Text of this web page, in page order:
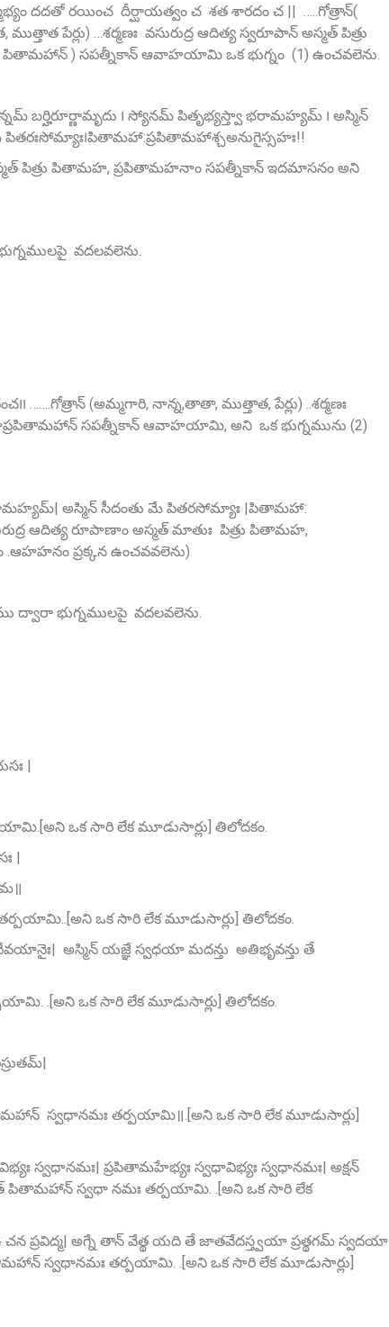
దదతో రయించ దీర్ఘాయత్వం చ శత శారదం చ || …..గోత్రాన్‌(
పేర్లు) …శర్మణః వసురుద్ర ఆదిత్య స్వరూపాన్‌ అస్మత్‌ పిత్రు
) సపత్నీకాన్ ఆవాహయామి ఒక భుగ్నం (1) ఉంచవలెను.
బర్హిరూర్ణామృదు ౹ స్యోనమ్‌ పితృభ్యస్త్వా భరామహ్యమ్‌ ౹ అస్మిన్
పితరఃసోమ్యాః౹పితామహా:ప్రపితామహాశ్చఅనుగైస్సహః!!
పిత్రు పితామహ, ప్రపితామహనాం సపత్నీకాన్ ఇదమాసనం అని
వదలవలెను.
…….గోత్రాన్‌ (అమ్మగారి, నాన్న,తాతా, ముత్తాత, పేర్లు) ..శర్మణః
సపత్నీకాన్ ఆవాహయామి, అని ఒక భుగ్నమును (2)
భరామహ్యమ్‌| అస్మిన్ సీదంతు మే పితరసోమ్యాః |పితామహా:
ఆదిత్య రూపాణాం అస్మత్‌ మాతుః పిత్రు పితామహ,
ప్రక్కన ఉంచవవలెను)
ద్వారా భుగ్నములపై వదలవలెను.
|
ఒక సారి లేక మూడుసార్లు] తిలోదకం.
|
ఒక సారి లేక మూడుసార్లు] తిలోదకం.
అస్మిన్‌ యజ్ఞే స్వధయా మదన్తు అతిభృవన్తు తే
.[అని ఒక సారి లేక మూడుసార్లు] తిలోదకం.
స్వధానమః తర్పయామి॥.[అని ఒక సారి లేక మూడుసార్లు]
స్వధానమః| ప్రపితామహేభ్యః స్వధావిభ్యః స్వధానమః| అక్షన్
పితామహాన్ స్వధా నమః తర్పయామి. .[అని ఒక సారి లేక
అగ్నే తాన్‌ వేత్థ యది తే జాతవేదస్త్వయా ప్రత్థగమ్‌ స్వదయా
స్వధానమః తర్పయామి. .[అని ఒక సారి లేక మూడుసార్లు]